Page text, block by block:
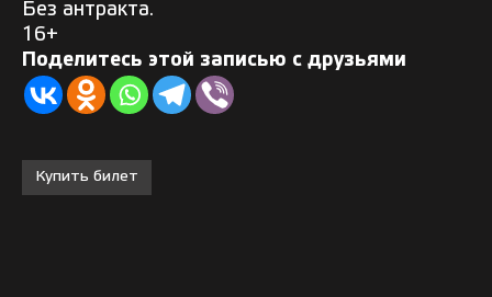
Без антракта.
16+
Поделитесь этой записью с друзьями
Купить билет